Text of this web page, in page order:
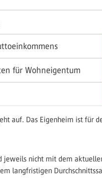
für Wohneigentum
auf. Das Eigenheim ist für
jeweils nicht mit dem
langfristigen